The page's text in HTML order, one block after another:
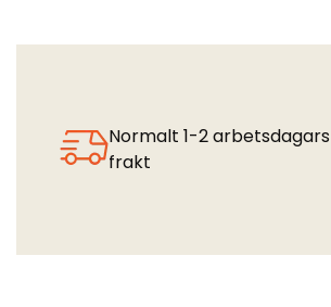
Normalt 1-2 arbetsdagars
frakt